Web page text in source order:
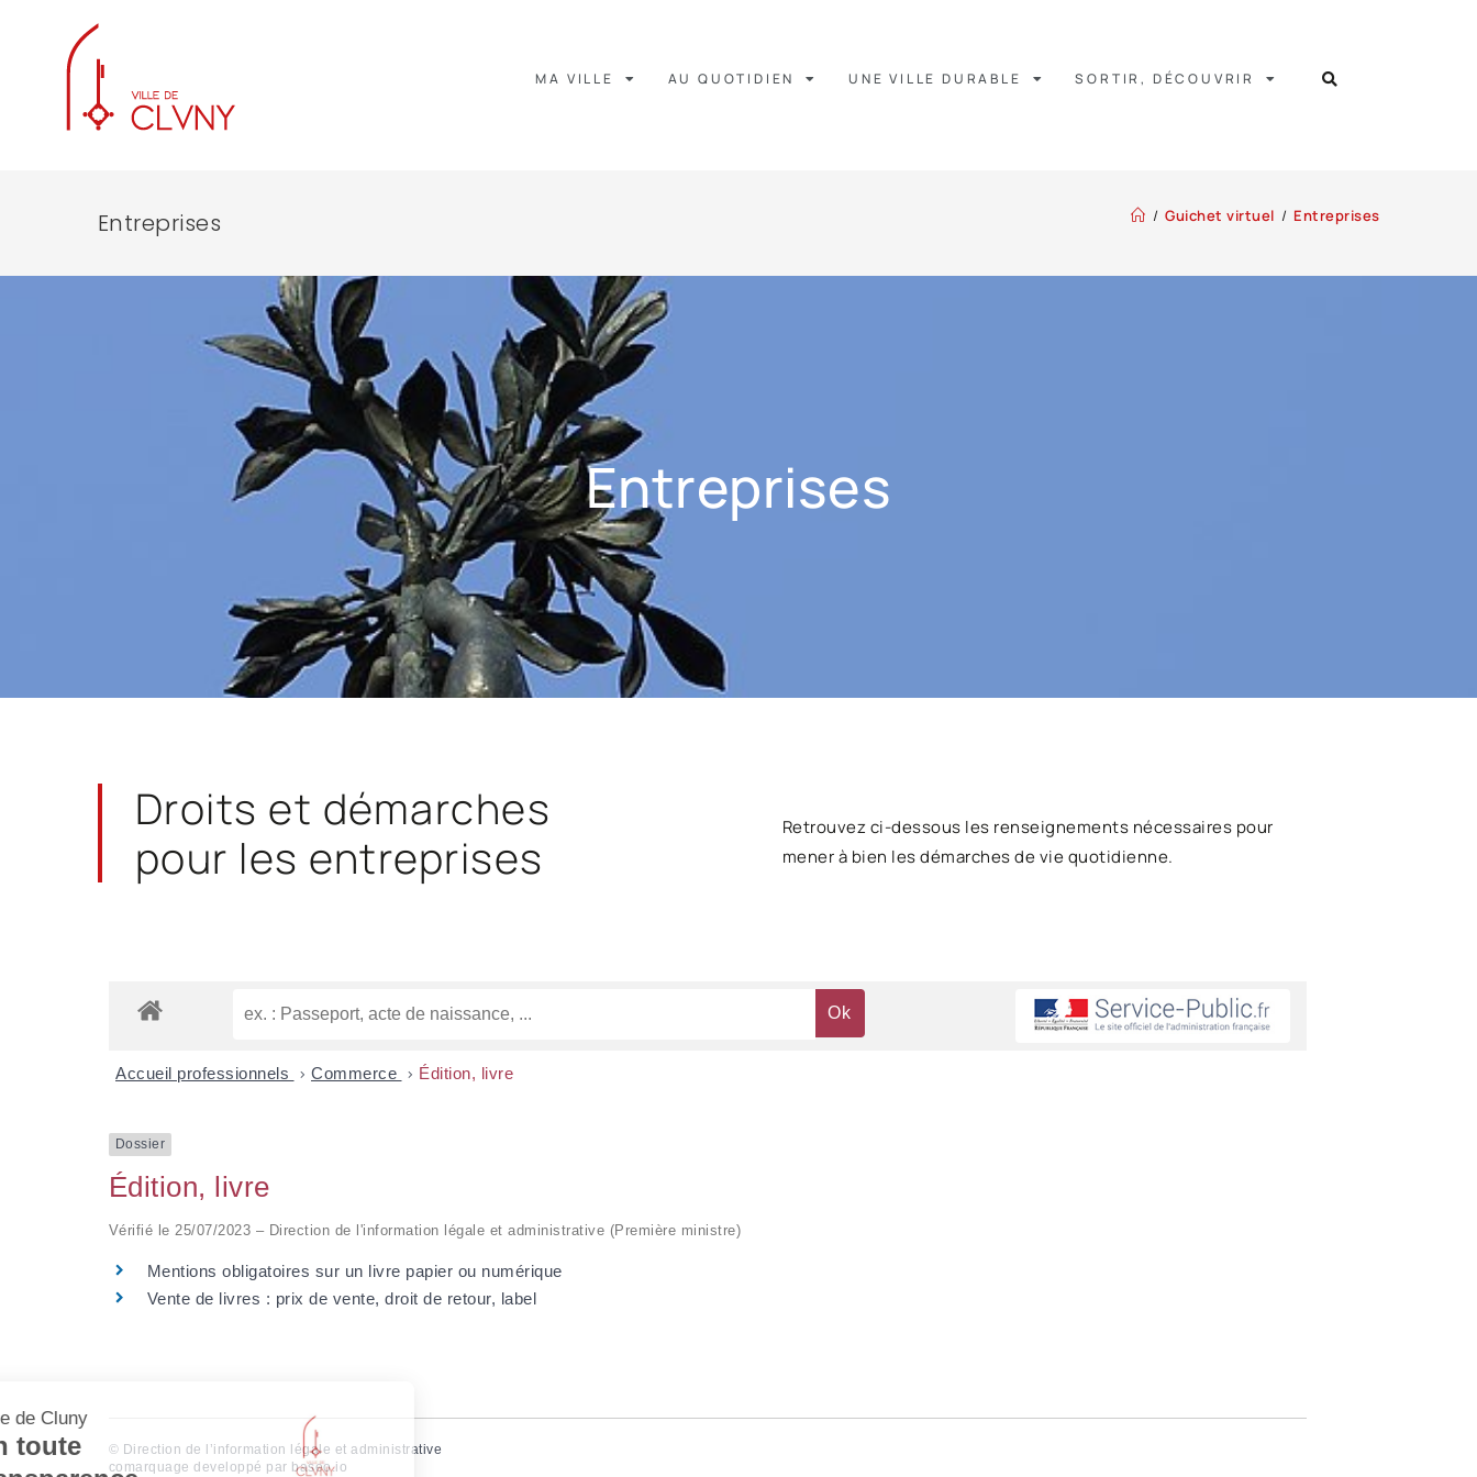
MA VILLE AU QUOTIDIEN UNE VILLE DURABLE SORTIR, DÉCOUVRIR
Entreprises / Guichet virtuel / Entreprises
Entreprises
Droits et démarches
pour les entreprises
Retrouvez ci-dessous les renseignements nécessaires pour
mener à bien les démarches de vie quotidienne.
Accueil professionnels > Commerce > Édition, livre
Dossier
Édition, livre
Vérifié le 25/07/2023 – Direction de l'information légale et administrative (Première ministre)
Mentions obligatoires sur un livre papier ou numérique
Vente de livres : prix de vente, droit de retour, label
© Direction de l’information légale et administrative
comarquage developpé par baseo.io